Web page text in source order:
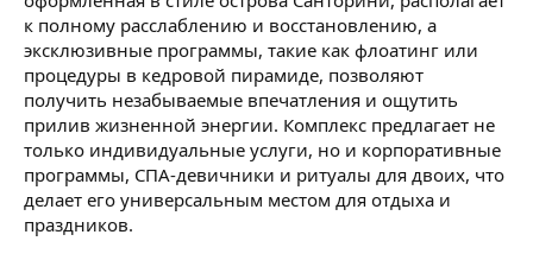
к полному расслаблению и восстановлению, а
эксклюзивные программы, такие как флоатинг или
процедуры в кедровой пирамиде, позволяют
получить незабываемые впечатления и ощутить
прилив жизненной энергии. Комплекс предлагает не
только индивидуальные услуги, но и корпоративные
программы, СПА-девичники и ритуалы для двоих, что
делает его универсальным местом для отдыха и
праздников.